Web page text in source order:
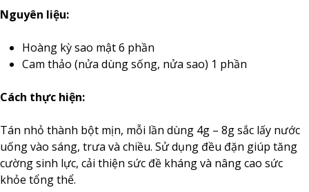
Nguyên liệu:
Hoàng kỳ sao mật 6 phần
Cam thảo (nửa dùng sống, nửa sao) 1 phần
Cách thực hiện:
Tán nhỏ thành bột mịn, mỗi lần dùng 4g – 8g sắc lấy nước
uống vào sáng, trưa và chiều. Sử dụng đều đặn giúp tăng
cường sinh lực, cải thiện sức đề kháng và nâng cao sức
khỏe tổng thể.